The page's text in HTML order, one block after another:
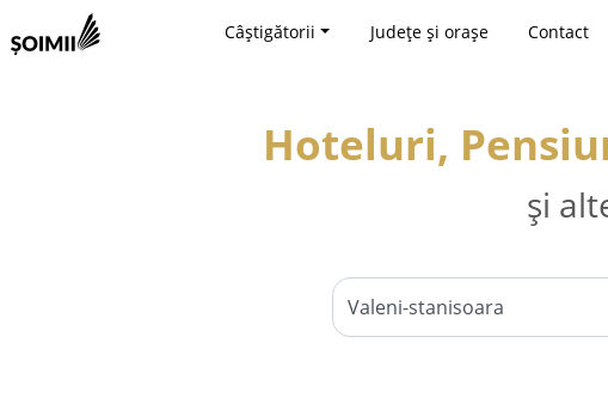
Câștigătorii Județe și orașe Contact
Hoteluri,
și